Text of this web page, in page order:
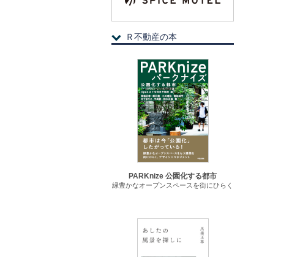
Ｒ不動産の本
PARKnize 公園化する都市
緑豊かなオープンスペースを街にひらく